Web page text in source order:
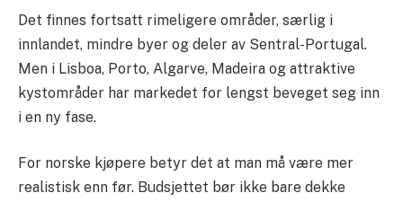
Det finnes fortsatt rimeligere områder, særlig i
innlandet, mindre byer og deler av Sentral-Portugal.
Men i Lisboa, Porto, Algarve, Madeira og attraktive
kystområder har markedet for lengst beveget seg inn
i en ny fase.
For norske kjøpere betyr det at man må være mer
realistisk enn før. Budsjettet bør ikke bare dekke